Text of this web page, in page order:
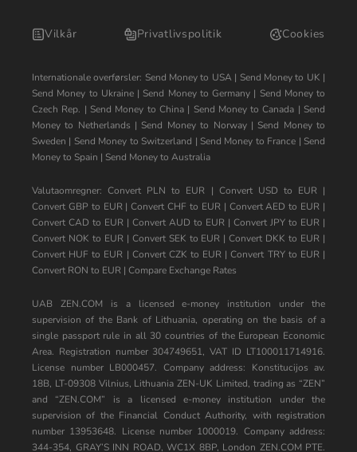
Vilkår Privatlivspolitik Cookies
Internationale overførsler: Send Money to USA| Send Money to UK |
Send Money to Ukraine| Send Money to Germany | Send Money to
Czech Rep. | Send Money to China| Send Money to Canada | Send
Money to Netherlands | Send Money to Norway| Send Money to
Sweden | Send Money to Switzerland | Send Money to France | Send
Money to Spain | Send Money to Australia
Valutaomregner:Convert PLN to EUR | Convert USD to EUR|
Convert GBP to EUR|Convert CHF to EUR| Convert AED to EUR |
Convert CAD to EUR | Convert AUD to EUR | Convert JPY to EUR |
Convert NOK to EUR| Convert SEK to EUR |Convert DKK to EUR |
Convert HUF to EUR | Convert CZK to EUR |Convert TRY to EUR|
Convert RON to EUR | Compare Exchange Rates
UAB ZEN.COM is a licensed e-money institution under the
supervision of the Bank of Lithuania, operating on the basis of a
single passport rule in all 30 countries of the European Economic
Area. Registration number 304749651, VAT ID LT100011714916.
License number LB000457. Company address: Konstitucijos av.
18B, LT-09308 Vilnius, Lithuania ZEN-UK Limited, trading as “ZEN”
and “ZEN.COM” is a licensed e-money institution under the
supervision of the Financial Conduct Authority, with registration
number 13953648. License number 1000019. Company address:
344-354, GRAY’S INN ROAD, WC1X 8BP, London ZEN.COM PTE.